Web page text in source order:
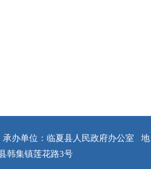
承办单位：临夏县人民政府办公室
地
韩集镇莲花路3号